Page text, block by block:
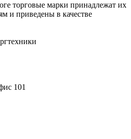
торговые марки принадлежат их
и приведены в качестве
101